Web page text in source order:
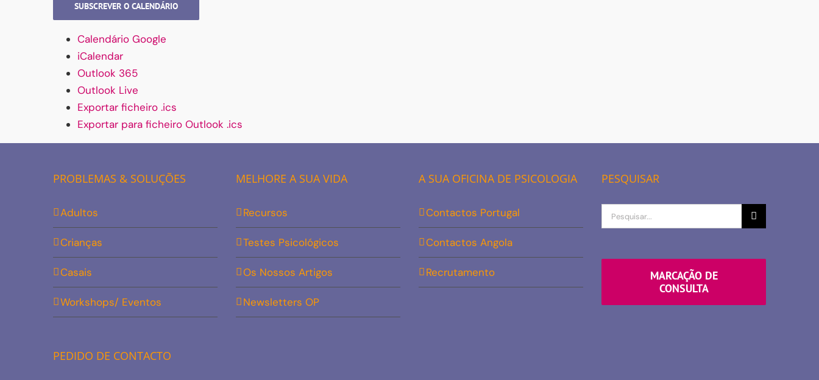
SUBSCREVER O CALENDÁRIO
Calendário Google
iCalendar
Outlook 365
Outlook Live
Exportar ficheiro .ics
Exportar para ficheiro Outlook .ics
PROBLEMAS & SOLUÇÕES
Adultos
Crianças
Casais
Workshops/ Eventos
PEDIDO DE CONTACTO
MELHORE A SUA VIDA
Recursos
Testes Psicológicos
Os Nossos Artigos
Newsletters OP
A SUA OFICINA DE PSICOLOGIA
Contactos Portugal
Contactos Angola
Recrutamento
PESQUISAR
Procurar
por
MARCAÇÃO DE
CONSULTA